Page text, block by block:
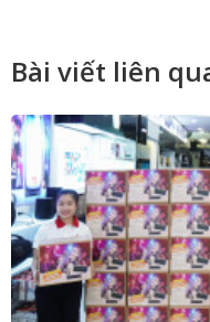
Bài viết liên